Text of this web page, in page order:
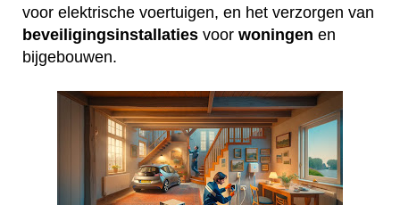
voor elektrische voertuigen, en het verzorgen van
beveiligingsinstallaties voor woningen en
bijgebouwen.